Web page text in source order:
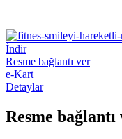
İndir
Resme bağlantı ver
e-Kart
Detaylar
Resme bağlantı